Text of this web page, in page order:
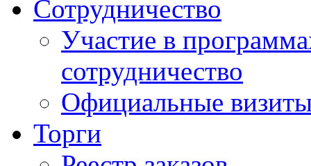
Сотрудничество
Участие в
сотрудничество
Официальные
Торги